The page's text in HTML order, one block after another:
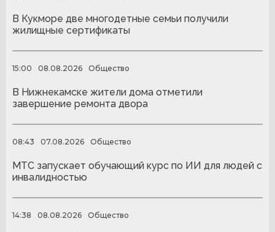
В Кукморе две многодетные семьи получили
жилищные сертификаты
15:00 08.08.2026 Общество
В Нижнекамске жители дома отметили
завершение ремонта двора
08:43 07.08.2026 Общество
МТС запускает обучающий курс по ИИ для людей с
инвалидностью
14:38 08.08.2026 Общество